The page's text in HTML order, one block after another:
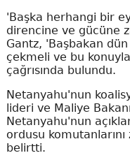
'Başka herhangi bir
direncine ve gücüne
Gantz, 'Başbakan dün
çekmeli ve bu konuyla
çağrısında bulundu.
Netanyahu'nun
lideri ve Maliye
Netanyahu'nun
ordusu komutanlarını
belirtti.